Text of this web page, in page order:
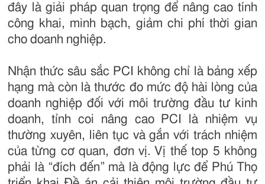
đây là giải pháp quan trọng để nâng cao tính
công khai, minh bạch, giảm chi phí thời gian
cho doanh nghiệp.
Nhận thức sâu sắc PCI không chỉ là bảng xếp
hạng mà còn là thước đo mức độ hài lòng của
doanh nghiệp đối với môi trường đầu tư kinh
doanh, tỉnh coi nâng cao PCI là nhiệm vụ
thường xuyên, liên tục và gắn với trách nhiệm
của từng cơ quan, đơn vị. Vị thế top 5 không
phải là “đích đến” mà là động lực để Phú Thọ